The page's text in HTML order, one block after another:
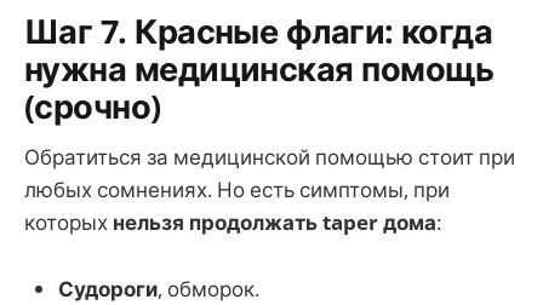
Шаг 7. Красные флаги: когда
нужна медицинская помощь
(срочно)
Обратиться за медицинской помощью стоит при
любых сомнениях. Но есть симптомы, при
которых нельзя продолжать taper дома:
Судороги, обморок.